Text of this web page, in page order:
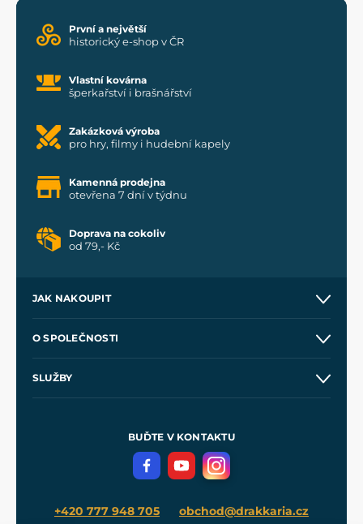
První a největší
historický e-shop v ČR
Vlastní kovárna
šperkařství i brašnářství
Zakázková výroba
pro hry, filmy i hudební kapely
Kamenná prodejna
otevřena 7 dní v týdnu
Doprava na cokoliv
od 79,- Kč
JAK NAKOUPIT
Velkoobchod
O SPOLEČNOSTI
SLUŽBY
Meče pro Kingdom Come
BUĎTE V KONTAKTU
+420 777 948 705 obchod@drakkaria.cz